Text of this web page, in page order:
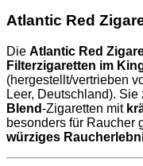
Atlantic Red
Die Atlantic Red
Filterzigaretten im
(hergestellt/vertrieben
Leer, Deutschland). Sie
Blend‑Zigaretten mit
besonders für Raucher
würziges